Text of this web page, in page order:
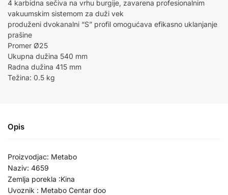
4 karbidna sečiva na vrhu burgije, zavarena profesionalnim
vakuumskim sistemom za duži vek
produženi dvokanalni “S” profil omogućava efikasno uklanjanje
prašine
Promer Ø25
Ukupna dužina 540 mm
Radna dužina 415 mm
Težina: 0.5 kg
Opis
Proizvodjac: Metabo
Naziv: 4659
Zemlja porekla :Kina
Uvoznik : Metabo Centar doo